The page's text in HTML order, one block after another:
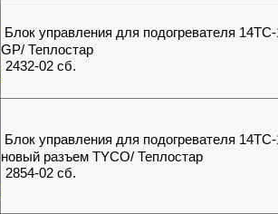
Блок управления для подогревателя
GP/ Теплостар
2432-02 сб.
Блок управления для подогревателя
новый разъем TYCO/ Теплостар
2854-02 сб.